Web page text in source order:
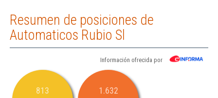
Resumen de posiciones de
Automaticos Rubio Sl
Información ofrecida por
813 1.632